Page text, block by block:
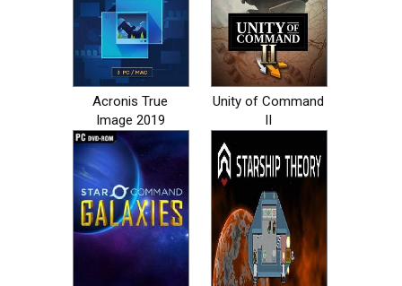
Acronis True
Image 2019
Unity of Command
II